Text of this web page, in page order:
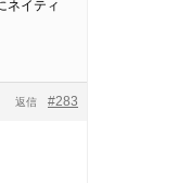
ネイティ
#283
返信